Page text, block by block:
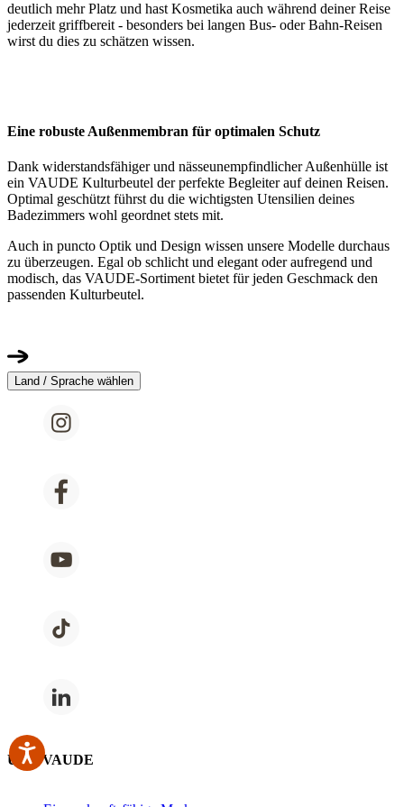
deutlich mehr Platz und hast Kosmetika auch während deiner Reise
jederzeit griffbereit - besonders bei langen Bus- oder Bahn-Reisen
wirst du dies zu schätzen wissen.
Eine robuste Außenmembran für optimalen Schutz
Dank widerstandsfähiger und nässeunempfindlicher Außenhülle ist
ein VAUDE Kulturbeutel der perfekte Begleiter auf deinen Reisen.
Optimal geschützt führst du die wichtigsten Utensilien deines
Badezimmers wohl geordnet stets mit.
Auch in puncto Optik und Design wissen unsere Modelle durchaus
zu überzeugen. Egal ob schlicht und elegant oder aufregend und
modisch, das VAUDE-Sortiment bietet für jeden Geschmack den
passenden Kulturbeutel.
Land / Sprache wählen
Über VAUDE